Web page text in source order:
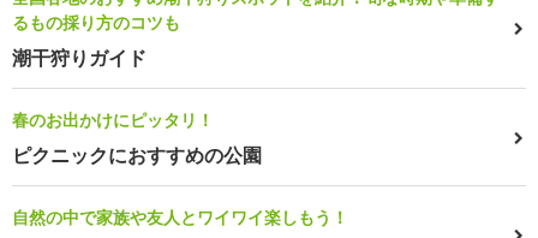
るもの採り方のコツも
潮干狩りガイド
春のお出かけにピッタリ！
ピクニックにおすすめの公園
自然の中で家族や友人とワイワイ楽しもう！